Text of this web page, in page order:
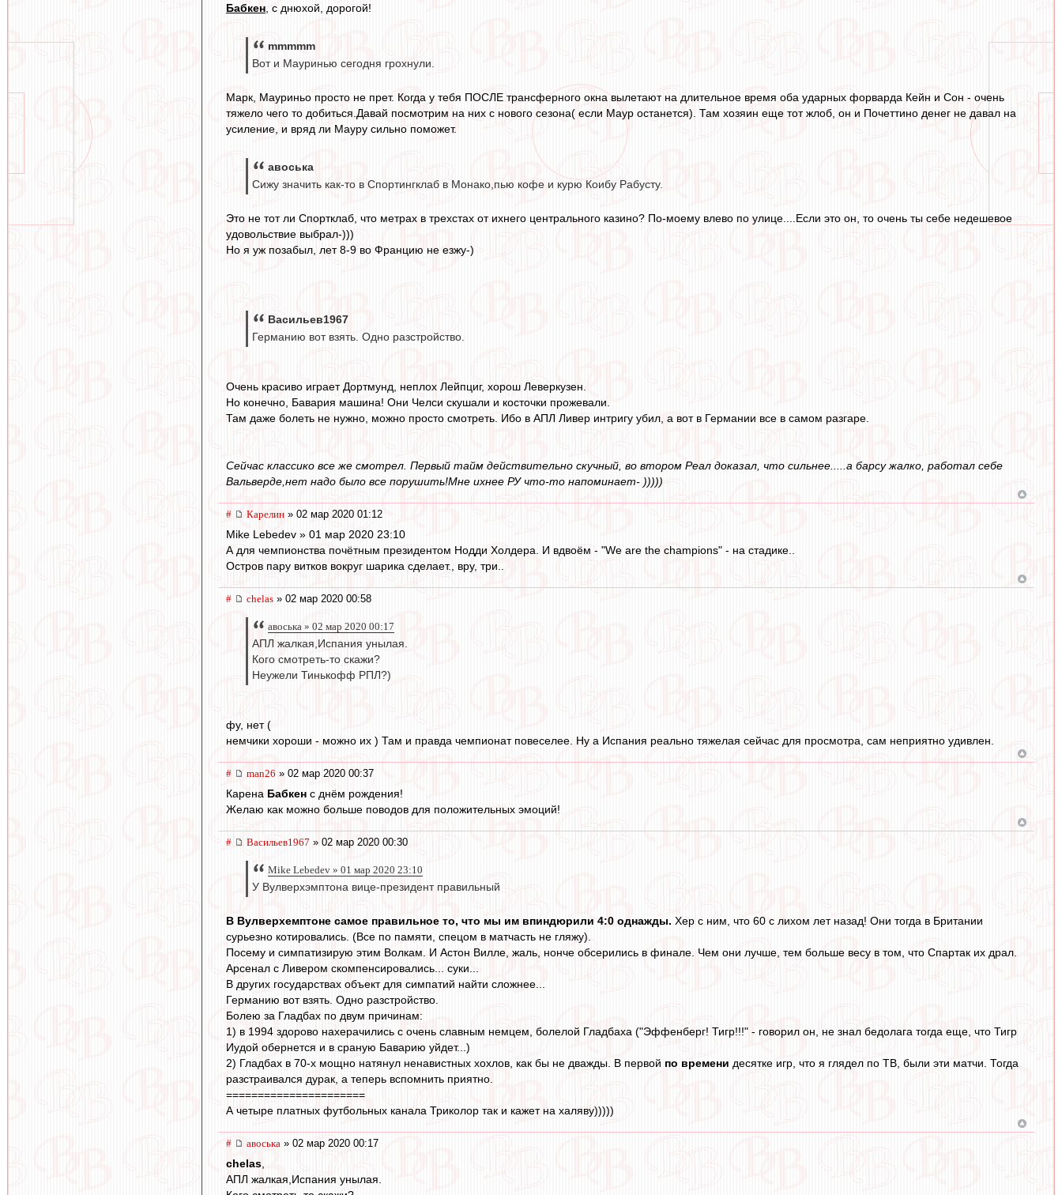
Бабкен , с днюхой, дорогой!
mmmmm
Вот и Мауринью сегодня грохнули.
Марк, Мауриньо просто не прет. Когда у тебя ПОСЛЕ трансферного окна вылетают на длительное время оба ударных форварда Кейн и Сон - очень
тяжело чего то добиться.Давай посмотрим на них с нового сезона( если Маур останется). Там хозяин еще тот жлоб, он и Почеттино денег не давал на
усиление, и вряд ли Мауру сильно поможет.
авоська
Сижу значить как-то в Спортингклаб в Монако,пью кофе и курю Коибу Рабусту.
Это не тот ли Спортклаб, что метрах в трехстах от ихнего центрального казино? По-моему влево по улице....Если это он, то очень ты себе недешевое
удовольствие выбрал-)))
Но я уж позабыл, лет 8-9 во Францию не езжу-)
Васильев1967
Германию вот взять. Одно разстройство.
Очень красиво играет Дортмунд, неплох Лейпциг, хорош Леверкузен.
Но конечно, Бавария машина! Они Челси скушали и косточки прожевали.
Там даже болеть не нужно, можно просто смотреть. Ибо в АПЛ Ливер интригу убил, а вот в Германии все в самом разгаре.
Сейчас классико все же смотрел. Первый тайм действительно скучный, во втором Реал доказал, что сильнее.....а барсу жалко, работал себе
Вальверде,нет надо было все порушить!Мне ихнее РУ что-то напоминает- )))))
# Карелин » 02 мар 2020 01:12
Mike Lebedev » 01 мар 2020 23:10
А для чемпионства почётным президентом Нодди Холдера. И вдвоём - "We are the champions" - на стадике..
Остров пару витков вокруг шарика сделает., вру, три..
# chelas » 02 мар 2020 00:58
авоська » 02 мар 2020 00:17
АПЛ жалкая,Испания унылая.
Кого смотреть-то скажи?
Неужели Тинькофф РПЛ?)
фу, нет (
немчики хороши - можно их ) Там и правда чемпионат повеселее. Ну а Испания реально тяжелая сейчас для просмотра, сам неприятно удивлен.
# man26 » 02 мар 2020 00:37
Карена Бабкен с днём рождения!
Желаю как можно больше поводов для положительных эмоций!
# Васильев1967 » 02 мар 2020 00:30
Mike Lebedev » 01 мар 2020 23:10
У Вулверхэмптона вице-президент правильный
В Вулверхемптоне самое правильное то, что мы им впиндюрили 4:0 однажды. Хер с ним, что 60 с лихом лет назад! Они тогда в Британии
сурьезно котировались. (Все по памяти, спецом в матчасть не гляжу).
Посему и симпатизирую этим Волкам. И Астон Вилле, жаль, нонче обсерились в финале. Чем они лучше, тем больше весу в том, что Спартак их драл.
Арсенал с Ливером скомпенсировались... суки...
В других государствах объект для симпатий найти сложнее...
Германию вот взять. Одно разстройство.
Болею за Гладбах по двум причинам:
1) в 1994 здорово нахерачились с очень славным немцем, болелой Гладбаха ("Эффенберг! Тигр!!!" - говорил он, не знал бедолага тогда еще, что Тигр
Иудой обернется и в сраную Баварию уйдет...)
2) Гладбах в 70-х мощно натянул ненавистных хохлов, как бы не дважды. В первой по времени десятке игр, что я глядел по ТВ, были эти матчи. Тогда
разстраивался дурак, а теперь вспомнить приятно.
======================
А четыре платных футбольных канала Триколор так и кажет на халяву)))))
# авоська » 02 мар 2020 00:17
chelas,
АПЛ жалкая,Испания унылая.